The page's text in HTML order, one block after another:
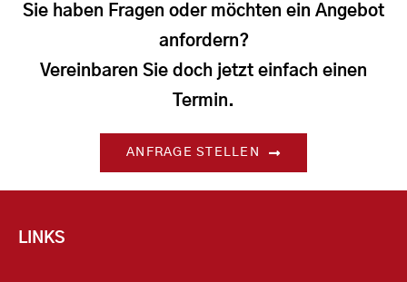
Sie haben Fragen oder möchten ein Angebot
anfordern?
Vereinbaren Sie doch jetzt einfach einen
Termin.
ANFRAGE STELLEN
LINKS